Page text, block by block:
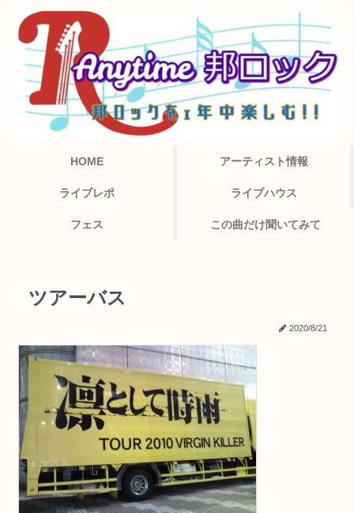
HOME アーティスト情報
ライブレポ ライブハウス
フェス この曲だけ聞いてみて
ツアーバス
2020/8/21